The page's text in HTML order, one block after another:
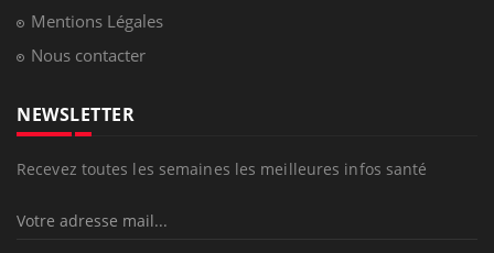
Mentions Légales
Nous contacter
NEWSLETTER
Recevez toutes les semaines les meilleures infos santé